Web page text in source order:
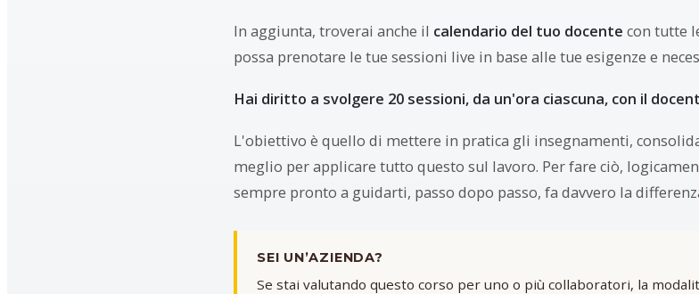
In aggiunta, troverai anche il calendario del tuo docente con tutte
possa prenotare le tue sessioni live in base alle tue esigenze e
Hai diritto a svolgere 20 sessioni, da un'ora ciascuna, con il
L'obiettivo è quello di mettere in pratica gli insegnamenti,
meglio per applicare tutto questo sul lavoro. Per fare ciò,
sempre pronto a guidarti, passo dopo passo, fa davvero la
SEI UN’AZIENDA?
Se stai valutando questo corso per uno o più collaboratori, la